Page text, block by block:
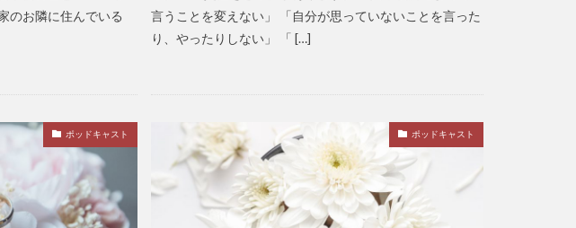
のお隣に住んでいる
言うことを変えない」 「自分が思っていないことを言った
り、やったりしない」 「 […]
ポッドキャスト ポッドキャスト